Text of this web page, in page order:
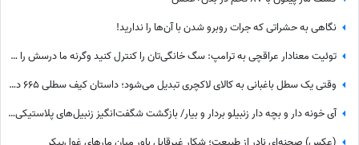
نگاهی به حشراتی که جرات روبرو شدن با آن‌ها را ندارید!
توئیت معنادار عراقچی به ترامپ: سگ خانگی‌تان را کنترل کنید وگرنه ما درسش را میدهیم!
وقتی یک سطل باغبانی به کالای لاکچری تبدیل می‌شود؛ داستان کیف سطلی 665 دلاری که همه درباره‌اش حرف می‌زنند +عکس
‏آی خونه دار و بچه دار زنبیلو بردار و بیار/ بازگشت شگفت‌انگیز زنبیل‌های پلاستیکی دهه 60 به دنیای مد و فشن+عکس